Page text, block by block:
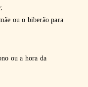
ou o biberão para
ou a hora da